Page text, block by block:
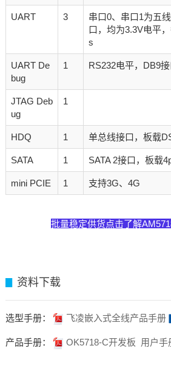
UART 3
串口0、串口1为五
口，均为3.3V电平
s
UART De
bug
1 RS232电平，DB9接
JTAG Deb
ug
1
HDQ 1 单总线接口，板载
SATA 1 SATA 2接口，板载
mini PCIE 1 支持3G、4G
批量稳定供货点击了解
资料下载
选型手册： 飞凌嵌入式全线产品手册
产品手册： OK5718-C开发板 用户手